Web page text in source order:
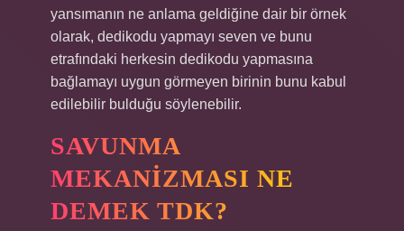
yansımanın ne anlama geldiğine dair bir örnek
olarak, dedikodu yapmayı seven ve bunu
etrafındaki herkesin dedikodu yapmasına
bağlamayı uygun görmeyen birinin bunu kabul
edilebilir bulduğu söylenebilir.
SAVUNMA
MEKANIZMASI NE
DEMEK TDK?